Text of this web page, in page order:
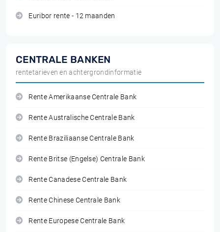
Euribor rente - 12 maanden
CENTRALE BANKEN
rentetarieven en achtergrondinformatie
Rente Amerikaanse Centrale Bank
Rente Australische Centrale Bank
Rente Braziliaanse Centrale Bank
Rente Britse (Engelse) Centrale Bank
Rente Canadese Centrale Bank
Rente Chinese Centrale Bank
Rente Europese Centrale Bank